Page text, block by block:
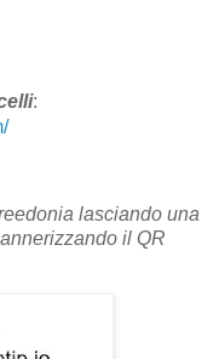
:
lasciando una
il QR